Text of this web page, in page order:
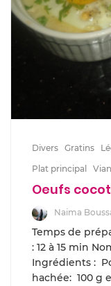
Divers Gratins
Plat principal
Oeufs
Naima
Temps de
: 12 à 15 min
Ingrédients :
hachée: 100 g